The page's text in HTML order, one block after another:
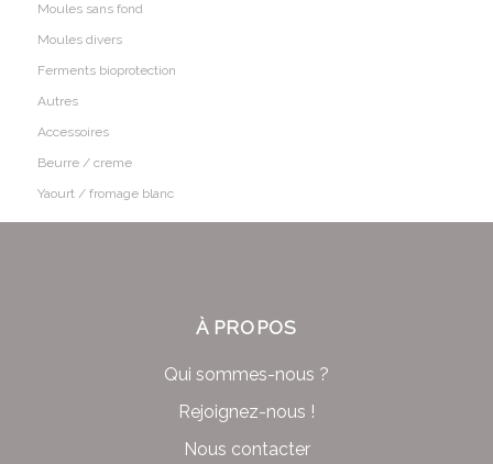
Moules sans fond
Moules divers
Ferments bioprotection
Autres
Accessoires
Beurre / creme
Yaourt / fromage blanc
À PROPOS
Qui sommes-nous ?
Rejoignez-nous !
Nous contacter